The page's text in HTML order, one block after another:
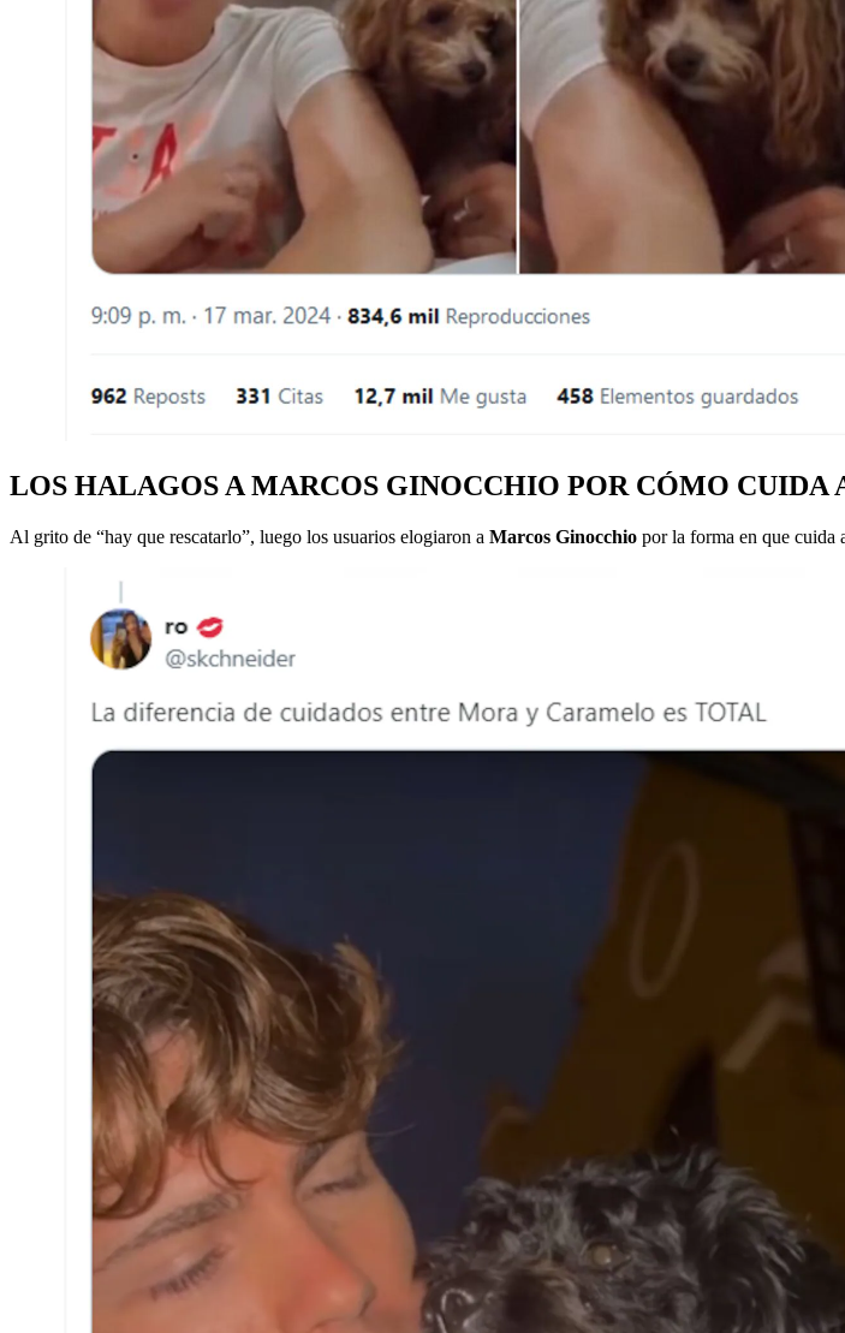
LOS HALAGOS A MARCOS GINOCCHIO POR CÓMO CUIDA
Al grito de “hay que rescatarlo”, luego los usuarios elogiaron a Marcos Ginocchio por la forma en que cuida